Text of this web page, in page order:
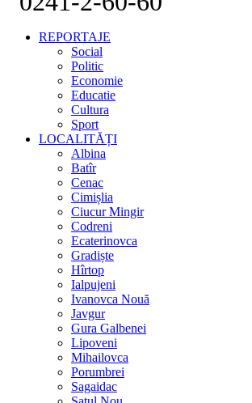
REPORTAJE
Social
Politic
Economie
Educatie
Cultura
Sport
LOCALITĂȚI
Albina
Batîr
Cenac
Cimișlia
Ciucur Mingir
Codreni
Ecaterinovca
Gradiște
Hîrtop
Ialpujeni
Ivanovca Nouă
Javgur
Gura Galbenei
Lipoveni
Mihailovca
Porumbrei
Sagaidac